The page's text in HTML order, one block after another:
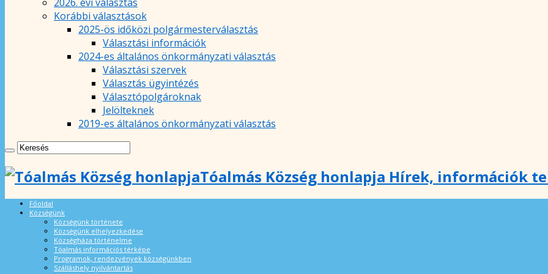
Korábbi választások
2025-ös időközi polgármesterválasztás
Választási információk
2024-es általános önkormányzati választás
Választási szervek
Választás ügyintézés
Választópolgároknak
Jelölteknek
2019-es általános önkormányzati választás
Tóalmás Község honlapja Hírek, információk
Főoldal
Községünk
Községünk története
Községünk elhelyezkedése
Községháza történelme
Tóalmás információs térképe
Programok, rendezvények községünkben
Szálláshely nyilvántartás